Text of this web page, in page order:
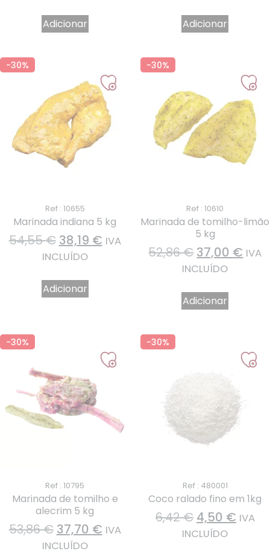
Adicionar Adicionar
-30%
Ref : 10655
Marinada indiana 5 kg
54,55€ 38,19 € IVA
INCLUÍDO
Adicionar
-30%
Ref : 10610
Marinada de tomilho-limão
5 kg
52,86€37,00 € IVA
INCLUÍDO
Adicionar
-30%
Ref : 10795
Marinada de tomilho e
alecrim 5 kg
53,86€ 37,70 € IVA
INCLUÍDO
-30%
Ref : 480001
Coco ralado fino em 1kg
6,42€ 4,50 € IVA
INCLUÍDO